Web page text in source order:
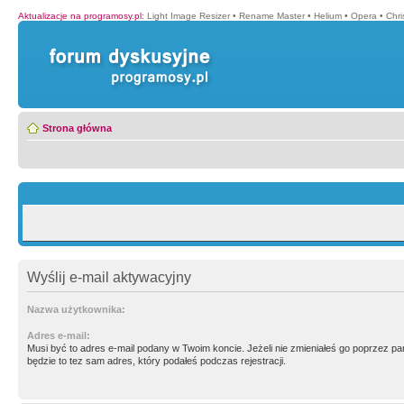
Aktualizacje na programosy.pl: Light Image Resizer • Rename Master • Helium • Opera •
Strona główna
Wyślij e-mail aktywacyjny
Nazwa użytkownika:
Adres e-mail:
Musi być to adres e-mail podany w Twoim koncie. Jeżeli nie zmieniałeś go poprzez
będzie to tez sam adres, który podałeś podczas rejestracji.